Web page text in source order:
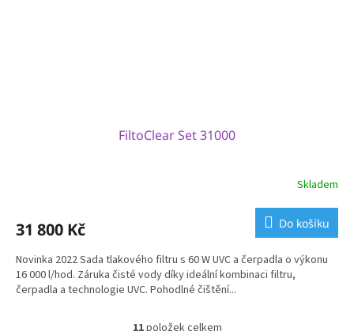
FiltoClear Set 31000
Skladem
31 800 Kč Do košíku
Novinka 2022 Sada tlakového filtru s 60 W UVC a čerpadla o výkonu
16 000 l/hod. Záruka čisté vody díky ideální kombinaci filtru,
čerpadla a technologie UVC. Pohodlné čištění...